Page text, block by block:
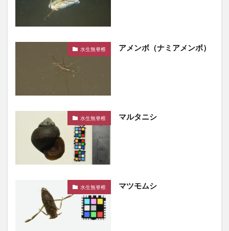
水生無脊椎 アメンボ（ナミアメンボ）
水生無脊椎 マルタニシ
水生無脊椎 マツモムシ